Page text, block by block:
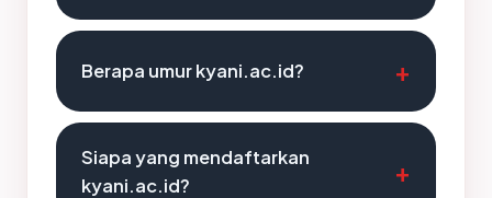
Berapa umur kyani.ac.id?
Siapa yang mendaftarkan
kyani.ac.id?